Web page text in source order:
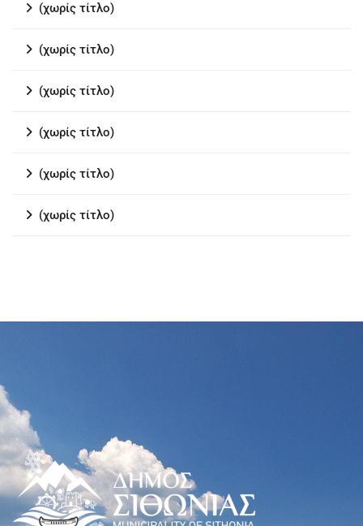
(χωρίς τίτλο)
(χωρίς τίτλο)
(χωρίς τίτλο)
(χωρίς τίτλο)
(χωρίς τίτλο)
(χωρίς τίτλο)